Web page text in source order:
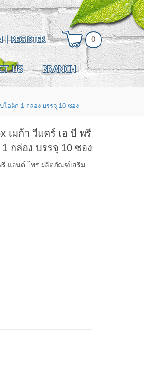
0
|REGISTER
US BRANCH
โอติก 1 กล่อง บรรจุ 10 ซอง
เมก้า วีแคร์ เอ บี พรี
กล่อง บรรจุ 10 ซอง
พรี แอนด์ โพร ผลิตภัณฑ์เสริม